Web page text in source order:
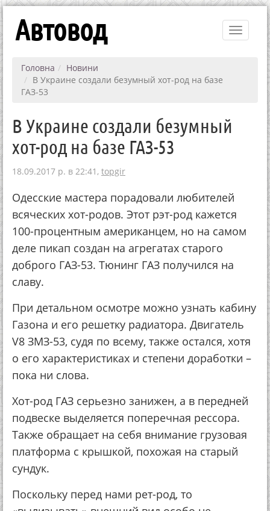
Toggle
Автовод
Головна
Новини
В Украине создали безумный хот-род на базе
ГАЗ-53
В Украине создали безумный
хот-род на базе ГАЗ-53
18.09.2017 р. в 22:41, topgir
Одесские мастера порадовали любителей
всяческих хот-родов. Этот рэт-род кажется
100-процентным американцем, но на самом
деле пикап создан на агрегатах старого
доброго ГАЗ-53. Тюнинг ГАЗ получился на
славу.
При детальном осмотре можно узнать кабину
Газона и его решетку радиатора. Двигатель
V8 ЗМЗ-53, судя по всему, также остался, хотя
о его характеристиках и степени доработки –
пока ни слова.
Хот-род ГАЗ серьезно занижен, а в передней
подвеске выделяется поперечная рессора.
Также обращает на себя внимание грузовая
платформа с крышкой, похожая на старый
сундук.
Поскольку перед нами рет-род, то